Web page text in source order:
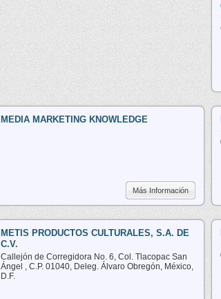
MEDIA MARKETING KNOWLEDGE
Más Información
METIS PRODUCTOS CULTURALES, S.A. DE
C.V.
Callejón de Corregidora No. 6, Col. Tlacopac San
Ángel , C.P. 01040, Deleg. Álvaro Obregón, México,
D.F.